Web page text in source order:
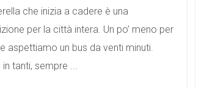
che inizia a cadere è una
per la città intera. Un po’ meno per
aspettiamo un bus da venti minuti.
tanti, sempre ...